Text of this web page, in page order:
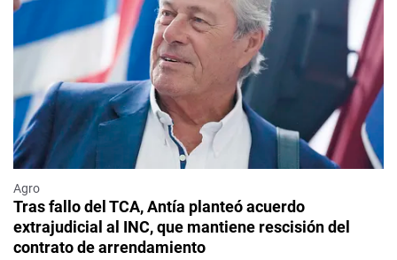
Agro
Tras fallo del TCA, Antía planteó acuerdo
extrajudicial al INC, que mantiene rescisión del
contrato de arrendamiento